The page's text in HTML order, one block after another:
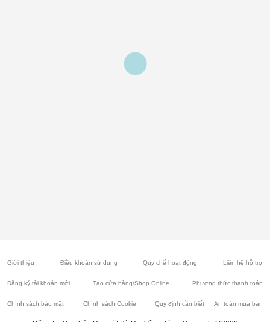
Giới thiệu Điều khoản sử dụng Quy chế hoạt động Liên hệ hỗ trợ
Đăng ký tài khoản mới Tạo cửa hàng/Shop Online Phương thức thanh toán
Chính sách bảo mật Chính sách Cookie Quy định cần biết An toàn mua bán